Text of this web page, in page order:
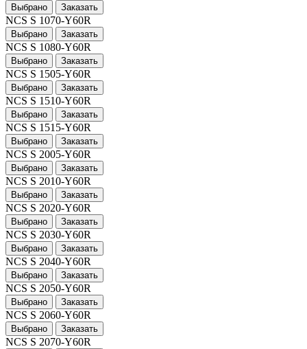
Выбрано Заказать
NCS S 1070-Y60R
Выбрано Заказать
NCS S 1080-Y60R
Выбрано Заказать
NCS S 1505-Y60R
Выбрано Заказать
NCS S 1510-Y60R
Выбрано Заказать
NCS S 1515-Y60R
Выбрано Заказать
NCS S 2005-Y60R
Выбрано Заказать
NCS S 2010-Y60R
Выбрано Заказать
NCS S 2020-Y60R
Выбрано Заказать
NCS S 2030-Y60R
Выбрано Заказать
NCS S 2040-Y60R
Выбрано Заказать
NCS S 2050-Y60R
Выбрано Заказать
NCS S 2060-Y60R
Выбрано Заказать
NCS S 2070-Y60R